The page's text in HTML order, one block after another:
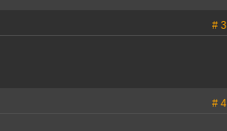
# 3
# 4